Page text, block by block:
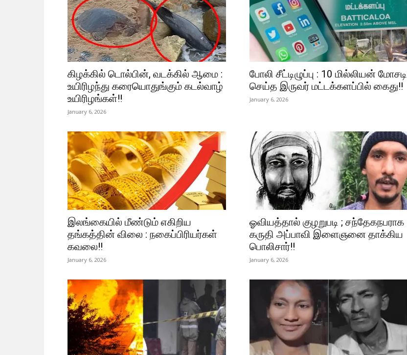
கிழக்கில் டொல்பின், வடக்கில் ஆமை :
உயிரிழந்து கரையொதுங்கும் கடல்வாழ்
உயிரிழங்கள்!!
January 6, 2026
போலி சீட்டிழுப்பு : 10 மில்லியன் மோசடி
செய்த இருவர் மட்டக்களப்பில் கைது!!
January 6, 2026
இலங்கையில் மீண்டும் எகிறிய
தங்கத்தின் விலை : நகைப்பிரியர்கள்
கவலை!!
January 6, 2026
ஓவியத்தால் குழறுபடி ; சந்தேகநபராக
கருதி அப்பாவி இளைஞனை தாக்கிய
பொலிசார்!!
January 6, 2026